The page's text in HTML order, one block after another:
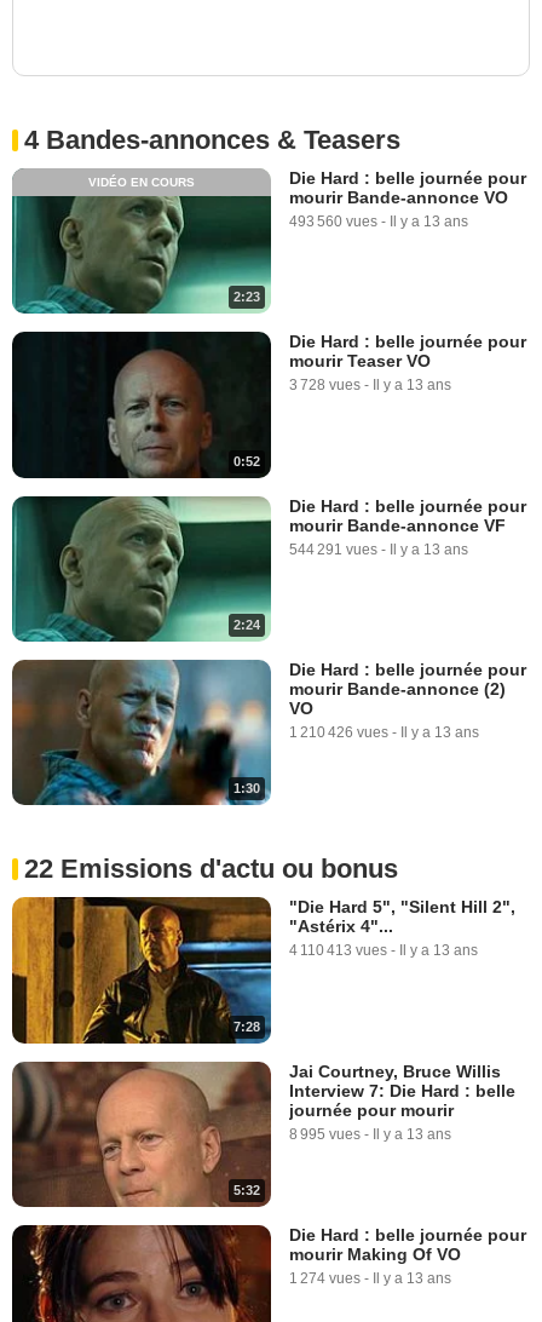
4 Bandes-annonces & Teasers
2:23
VIDÉO EN COURS
Die Hard : belle journée pour
mourir Bande-annonce VO
493 560 vues - Il y a 13 ans
0:52
Die Hard : belle journée pour
mourir Teaser VO
3 728 vues - Il y a 13 ans
2:24
Die Hard : belle journée pour
mourir Bande-annonce VF
544 291 vues - Il y a 13 ans
1:30
Die Hard : belle journée pour
mourir Bande-annonce (2)
VO
1 210 426 vues - Il y a 13 ans
22 Emissions d'actu ou bonus
7:28
"Die Hard 5", "Silent Hill 2",
"Astérix 4"...
4 110 413 vues - Il y a 13 ans
5:32
Jai Courtney, Bruce Willis
Interview 7: Die Hard : belle
journée pour mourir
8 995 vues - Il y a 13 ans
Die Hard : belle journée pour
mourir Making Of VO
1 274 vues - Il y a 13 ans